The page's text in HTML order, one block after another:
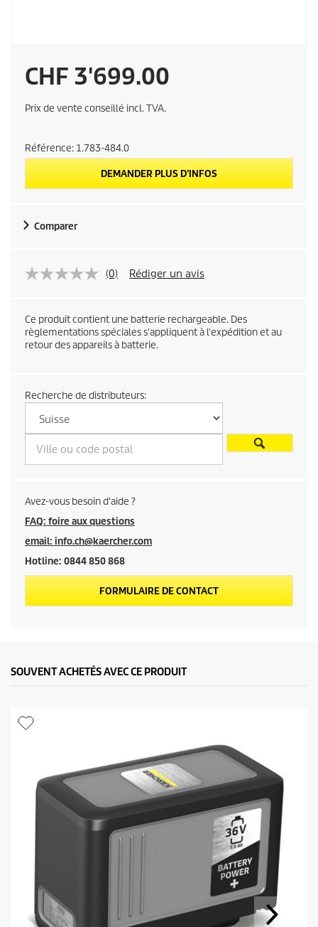
P
r
i
x
e
v
n
e
c
o
n
s
e
i
é
CHF 3'699.00
Prix de vente conseillé incl. TVA.
Référence: 1.783-484.0
DEMANDER PLUS D’INFOS
Comparer
(0) Rédiger un avis
Ce produit contient une batterie rechargeable. Des
règlementations spéciales s'appliquent à l'expédition et au
retour des appareils à batterie.
Recherche de distributeurs:
Avez-vous besoin d'aide ?
FAQ: foire aux questions
email: info.ch@kaercher.com
Hotline: 0844 850 868
FORMULAIRE DE CONTACT
SOUVENT ACHETÉS AVEC CE PRODUIT